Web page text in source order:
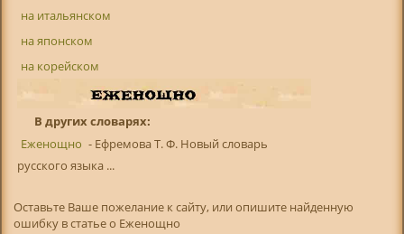
на итальянском
на японском
на корейском
В других словарях:
Еженощно - Ефремова Т. Ф. Новый словарь
русского языка ...
Оставьте Ваше пожелание к сайту, или опишите найденную
ошибку в статье о Еженощно